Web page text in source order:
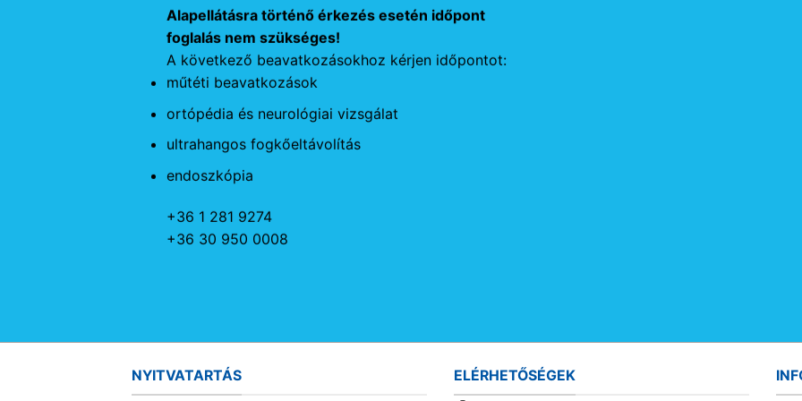
Alapellátásra történő érkezés esetén időpont
foglalás nem szükséges!
A következő beavatkozásokhoz kérjen időpontot:
műtéti beavatkozások
ortópédia és neurológiai vizsgálat
ultrahangos fogkőeltávolítás
endoszkópia
+36 1 281 9274
+36 30 950 0008
NYITVATARTÁS ELÉRHETŐSÉGEK